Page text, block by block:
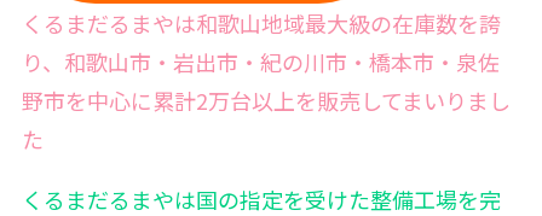
くるまだるまやは和歌山地域最大級の在庫数を誇
り、和歌山市・岩出市・紀の川市・橋本市・泉佐
野市を中心に累計2万台以上を販売してまいりまし
た
くるまだるまやは国の指定を受けた整備工場を完